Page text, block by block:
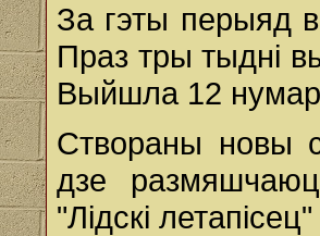
За гэты перыяд
Праз тры тыдні
Выйшла 12
Створаны новы
дзе
"Лідскі